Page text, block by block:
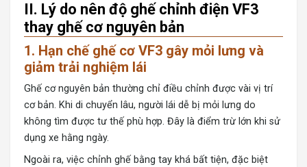
II. Lý do nên độ ghế chỉnh điện VF3
thay ghế cơ nguyên bản
1. Hạn chế ghế cơ VF3 gây mỏi lưng và
giảm trải nghiệm lái
Ghế cơ nguyên bản thường chỉ điều chỉnh được vài vị trí
cơ bản. Khi di chuyển lâu, người lái dễ bị mỏi lưng do
không tìm được tư thế phù hợp. Đây là điểm trừ lớn khi sử
dụng xe hằng ngày.
Ngoài ra, việc chỉnh ghế bằng tay khá bất tiện, đặc biệt